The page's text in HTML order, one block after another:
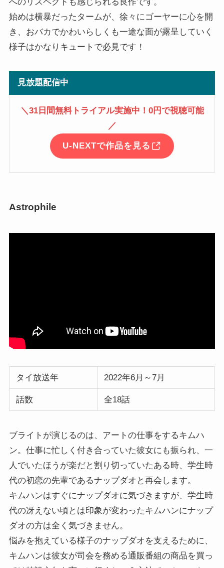
始めは横暴だったタームが、徐々にゴーヤーに心を開
き、おバカでかわいらしくも一途な面が露呈していく
様子はかなりキュートで必見です！
見放題配信中
＼31日間無料トライアル実施中！0円で視聴可能
／
U-NEXTで作品を見る
Astrophile
タイ放送年 2022年6月～7月
話数 全18話
ブライトが演じるのは、アートの仕事をするキムハ
ン。仕事に忙しく付き合っていた彼女にも振られ、一
人でいたほうが楽だと割り切っていたある時、学生時
代の初恋の先輩であるナップダオと再会します。
キムハンはすぐにナップダオに気づきますが、学生時
代の冴えない頃とは印象が変わったキムハンにナップ
ダオの方は全く気づきません。
悩みを抱えている様子のナップダオを支えるために、
キムハンは彼女が司会を務める通販番組の商品を買っ